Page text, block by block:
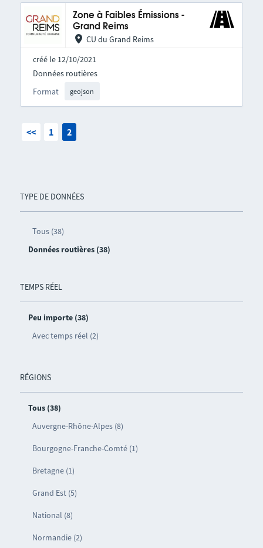
TYPE DE DONNÉES
Tous (38)
Données routières (38)
TEMPS RÉEL
Peu importe (38)
Avec temps réel (2)
RÉGIONS
Tous (38)
Auvergne-Rhône-Alpes (8)
Bourgogne-Franche-Comté (1)
Bretagne (1)
Grand Est (5)
National (8)
Normandie (2)
Zone à Faibles Émissions -
Grand Reims
CU du Grand Reims
créé le 12/10/2021
Format geojson
Données routières
<< 1 2